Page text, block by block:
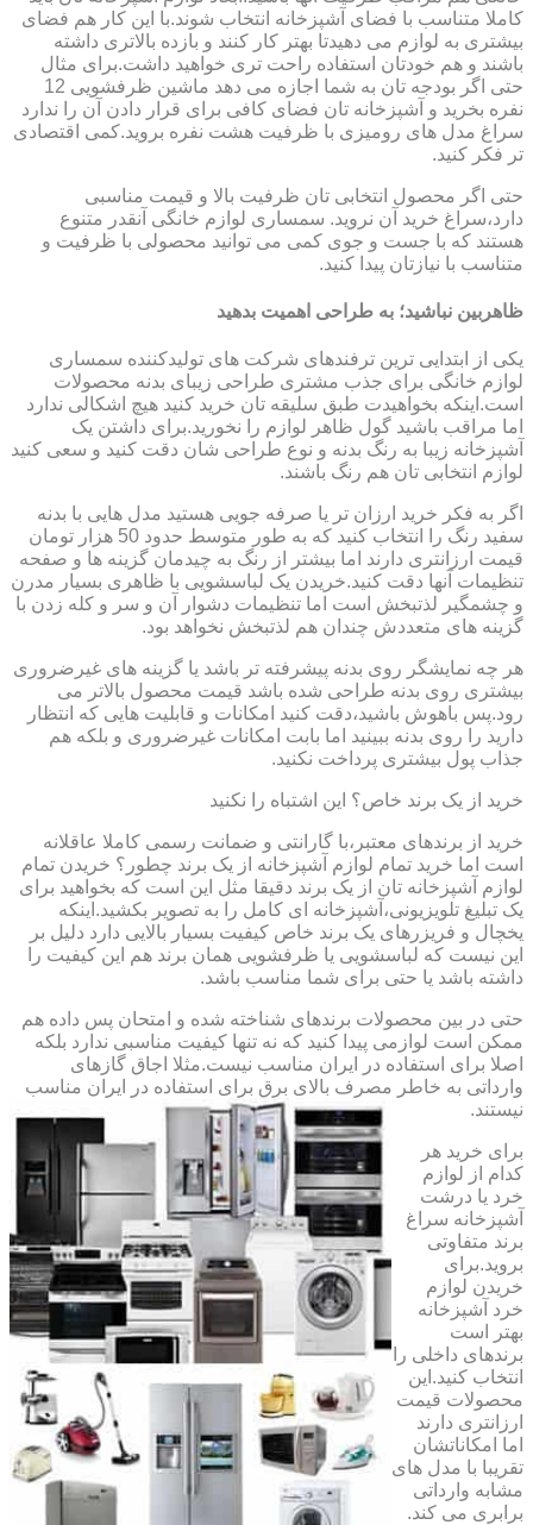
کاملا متناسب با فضای آشپزخانه انتخاب شوند.با این کار هم فضای
بیشتری به لوازم می دهیدتا بهتر کار کنند و بازده بالاتری داشته
باشند و هم خودتان استفاده راحت تری خواهید داشت.برای مثال
حتی اگر بودجه تان به شما اجازه می دهد ماشین ظرفشویی 12
نفره بخرید و آشپزخانه تان فضای کافی برای قرار دادن آن را ندارد
سراغ مدل های رومیزی با ظرفیت هشت نفره بروید.کمی اقتصادی
تر فکر کنید.
حتی اگر محصول انتخابی تان ظرفیت بالا و قیمت مناسبی
دارد،سراغ خرید آن نروید. سمساری لوازم خانگی آنقدر متنوع
هستند که با جست و جوی کمی می توانید محصولی با ظرفیت و
متناسب با نیازتان پیدا کنید.
ظاهربین نباشید؛ به طراحی اهمیت بدهید
یکی از ابتدایی ترین ترفندهای شرکت های تولیدکننده سمساری
لوازم خانگی برای جذب مشتری طراحی زیبای بدنه محصولات
است.اینکه بخواهیدت طبق سلیقه تان خرید کنید هیچ اشکالی ندارد
اما مراقب باشید گول ظاهر لوازم را نخورید.برای داشتن یک
آشپزخانه زیبا به رنگ بدنه و نوع طراحی شان دقت کنید و سعی کنید
لوازم انتخابی تان هم رنگ باشند.
اگر به فکر خرید ارزان تر یا صرفه جویی هستید مدل هایی با بدنه
سفید رنگ را انتخاب کنید که به طور متوسط حدود 50 هزار تومان
قیمت ارزانتری دارند اما بیشتر از رنگ به چیدمان گزینه ها و صفحه
تنظیمات آنها دقت کنید.خریدن یک لباسشویی با ظاهری بسیار مدرن
و چشمگیر لذتبخش است اما تنظیمات دشوار آن و سر و کله زدن با
گزینه های متعددش چندان هم لذتبخش نخواهد بود.
هر چه نمایشگر روی بدنه پیشرفته تر باشد یا گزینه های غیرضروری
بیشتری روی بدنه طراحی شده باشد قیمت محصول بالاتر می
رود.پس باهوش باشید،دقت کنید امکانات و قابلیت هایی که انتظار
دارید را روی بدنه ببینید اما بابت امکانات غیرضروری و بلکه هم
جذاب پول بیشتری پرداخت نکنید.
خرید از یک برند خاص؟ این اشتباه را نکنید
خرید از برندهای معتبر،با گارانتی و ضمانت رسمی کاملا عاقلانه
است اما خرید تمام لوازم آشپزخانه از یک برند چطور؟ خریدن تمام
لوازم آشپزخانه تان از یک برند دقیقا مثل این است که بخواهید برای
یک تبلیغ تلویزیونی،آشپزخانه ای کامل را به تصویر بکشید.اینکه
یخچال و فریزرهای یک برند خاص کیفیت بسیار بالایی دارد دلیل بر
این نیست که لباسشویی یا ظرفشویی همان برند هم این کیفیت را
داشته باشد یا حتی برای شما مناسب باشد.
حتی در بین محصولات برندهای شناخته شده و امتحان پس داده هم
ممکن است لوازمی پیدا کنید که نه تنها کیفیت مناسبی ندارد بلکه
اصلا برای استفاده در ایران مناسب نیست.مثلا اجاق گازهای
وارداتی به خاطر مصرف بالای برق برای استفاده در ایران مناسب
نیستند.
برای خرید هر
کدام از لوازم
خرد یا درشت
آشپزخانه سراغ
برند متفاوتی
بروید.برای
خریدن لوازم
خرد آشپزخانه
بهتر است
برندهای داخلی را
انتخاب کنید.این
محصولات قیمت
ارزانتری دارند
اما امکاناتشان
تقریبا با مدل های
مشابه وارداتی
برابری می کند.